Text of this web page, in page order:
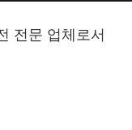
전문 업체로서